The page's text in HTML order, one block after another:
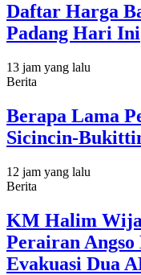
Daftar Harga
Padang Hari Ini
13 jam yang lalu
Berita
Berapa Lama
Sicincin-
12 jam yang lalu
Berita
KM Halim
Perairan Angso
Evakuasi Dua